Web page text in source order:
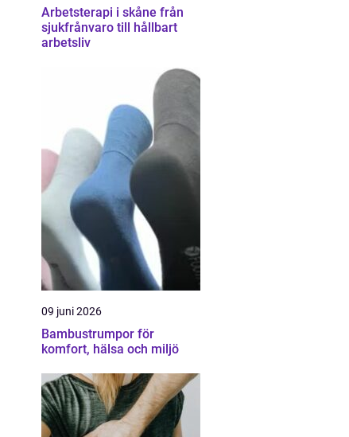
Arbetsterapi i skåne från
sjukfrånvaro till hållbart
arbetsliv
09 juni 2026
Bambustrumpor för
komfort, hälsa och miljö